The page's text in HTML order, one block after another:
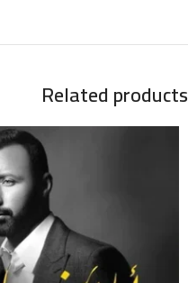
Related products